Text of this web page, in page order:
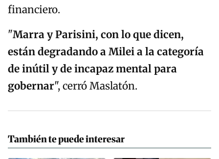
financiero.
"Marra y Parisini, con lo que dicen,
están degradando a Milei a la categoría
de inútil y de incapaz mental para
gobernar", cerró Maslatón.
También te puede interesar